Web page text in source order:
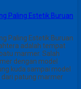
Paling Estetik Buruan
Paling Estetik Buruan
adalah tempat
marmer. Salah
dengan model
kuda sampai model
dari patung marmer